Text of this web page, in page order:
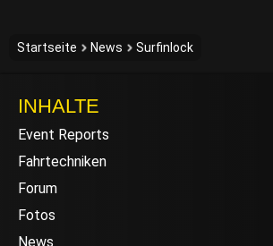
Startseite News Surfinlock
INHALTE
Event Reports
Fahrtechniken
Forum
Fotos
News